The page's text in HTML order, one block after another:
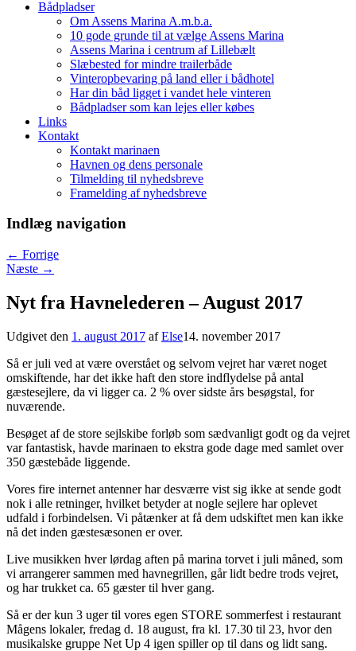
Bådpladser
Om Assens Marina A.m.b.a.
10 gode grunde til at vælge Assens Marina
Assens Marina i centrum af Lillebælt
Slæbested for mindre trailerbåde
Vinteropbevaring på land eller i bådhotel
Har din båd ligget i vandet hele vinteren
Bådpladser som kan lejes eller købes
Links
Kontakt
Kontakt marinaen
Havnen og dens personale
Tilmelding til nyhedsbreve
Framelding af nyhedsbreve
Indlæg navigation
← Forrige
Næste →
Nyt fra Havnelederen – August 2017
Udgivet den 1. august 2017 afElse14. november 2017
Så er juli ved at være overstået og selvom vejret har været noget
omskiftende, har det ikke haft den store indflydelse på antal
gæstesejlere, da vi ligger ca. 2 % over sidste års besøgstal, for
nuværende.
Besøget af de store sejlskibe forløb som sædvanligt godt og da vejret
var fantastisk, havde marinaen to ekstra gode dage med samlet over
350 gæstebåde liggende.
Vores fire internet antenner har desværre vist sig ikke at sende godt
nok i alle retninger, hvilket betyder at nogle sejlere har oplevet
udfald i forbindelsen. Vi påtænker at få dem udskiftet men kan ikke
nå det inden gæstesæsonen er over.
Live musikken hver lørdag aften på marina torvet i juli måned, som
vi arrangerer sammen med havnegrillen, går lidt bedre trods vejret,
og har trukket ca. 65 gæster til hver gang.
Så er der kun 3 uger til vores egen STORE sommerfest i restaurant
Mågens lokaler, fredag d. 18 august, fra kl. 17.30 til 23, hvor den
musikalske gruppe Net Up 4 igen spiller op til dans og lidt sang.